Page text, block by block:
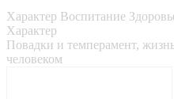
Характер Воспитание
Характер
Повадки и темперамент,
человеком